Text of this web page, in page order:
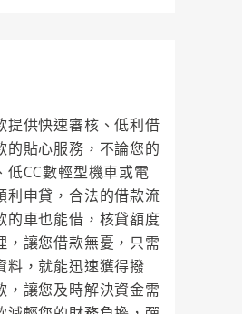
提供快速審核、低利借
的貼心服務，不論您的
低CC數輕型機車或電
利申貸，合法的借款流
的車也能借，核貸額度
，讓您借款無憂，只需
料，就能迅速獲得撥
，讓您及時解決資金需